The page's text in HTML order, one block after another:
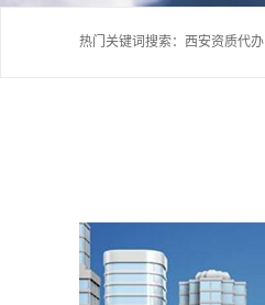
热门关键词搜索： 西安资质代办